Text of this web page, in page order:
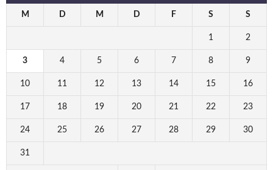
M D M D F S S
1 2
3 4 5 6 7 8 9
10 11 12 13 14 15 16
17 18 19 20 21 22 23
24 25 26 27 28 29 30
31